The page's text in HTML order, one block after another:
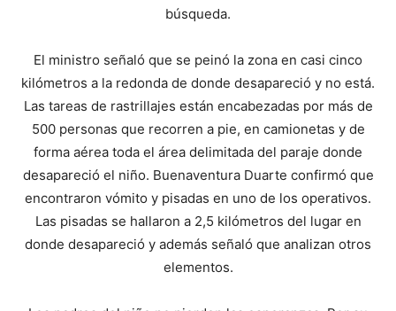
búsqueda.
El ministro señaló que se peinó la zona en casi cinco
kilómetros a la redonda de donde desapareció y no está.
Las tareas de rastrillajes están encabezadas por más de
500 personas que recorren a pie, en camionetas y de
forma aérea toda el área delimitada del paraje donde
desapareció el niño. Buenaventura Duarte confirmó que
encontraron vómito y pisadas en uno de los operativos.
Las pisadas se hallaron a 2,5 kilómetros del lugar en
donde desapareció y además señaló que analizan otros
elementos.